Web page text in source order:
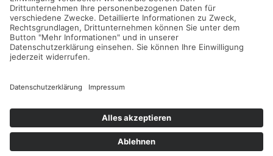
Freie und Hansestadt Hamburg
SUCHT.HAMBURG gGmbH
Datenschutz Impressum Sitemap